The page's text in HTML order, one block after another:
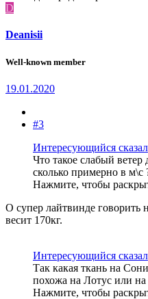
D
Deanisii
Well-known member
19.01.2020
#3
Интересующийся
Что такое слабый
сколько примерно в м\с
Нажмите, чтобы
О супер лайтвинде говорить
весит 170кг.
Интересующийся
Так какая ткань на
похожа на Лотус или
Нажмите, чтобы